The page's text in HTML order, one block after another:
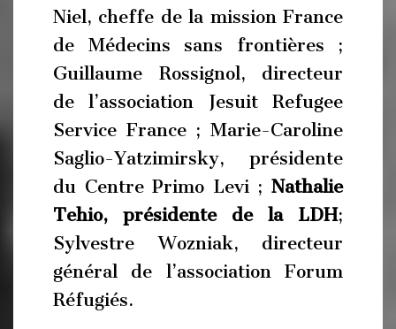
Niel, cheffe de la mission France
de Médecins sans frontières ;
Guillaume Rossignol, directeur
de l’association Jesuit Refugee
Service France ; Marie-Caroline
Saglio-Yatzimirsky, présidente
du Centre Primo Levi ; Nathalie
Tehio, présidente de la LDH;
Sylvestre Wozniak, directeur
général de l’association Forum
Réfugiés.